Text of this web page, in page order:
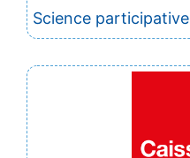
Science participative